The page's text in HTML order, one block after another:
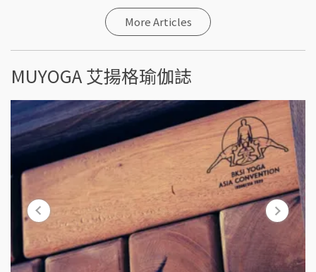
More Articles
MUYOGA 艾揚格瑜伽誌